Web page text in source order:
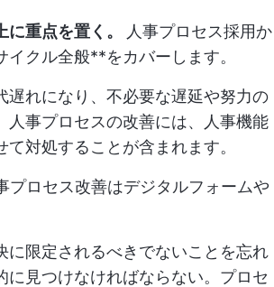
重点を置く。 人事プロセス採用か
クル全般**をカバーします。
遅れになり、不必要な遅延や努力の
事プロセスの改善には、人事機能
対処することが含まれます。
プロセス改善はデジタルフォームや
に限定されるべきでないことを忘れ
見つけなければならない。プロセ